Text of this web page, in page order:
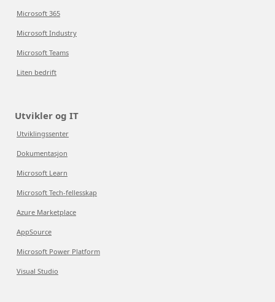
Microsoft 365
Microsoft Industry
Microsoft Teams
Liten bedrift
Utvikler og IT
Utviklingssenter
Dokumentasjon
Microsoft Learn
Microsoft Tech-fellesskap
Azure Marketplace
AppSource
Microsoft Power Platform
Visual Studio